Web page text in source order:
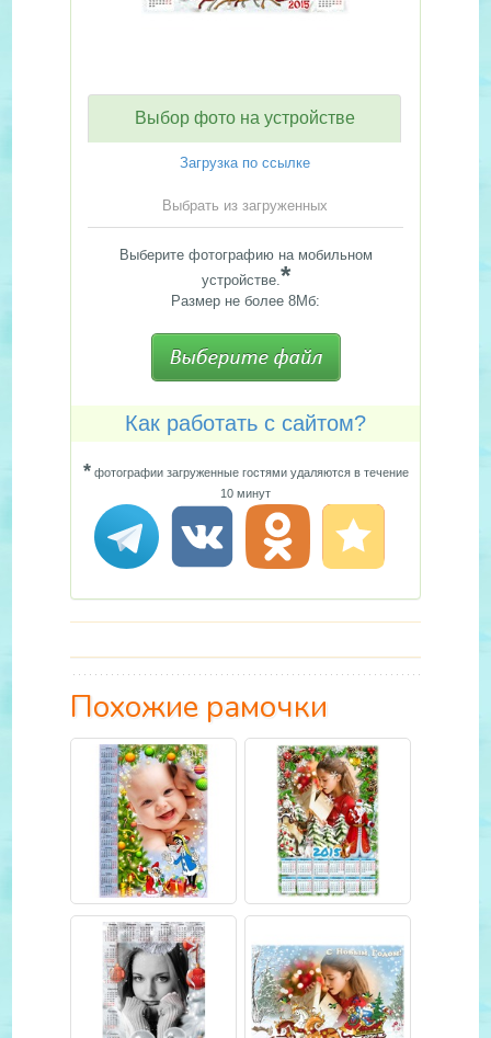
Выбор фото на устройстве
Загрузка по ссылке
Выбрать из загруженных
Выберите фотографию на мобильном
устройстве.*
Размер не более 8Мб:
Как работать с сайтом?
*фотографии загруженные гостями удаляются в течение
10 минут
Похожие рамочки